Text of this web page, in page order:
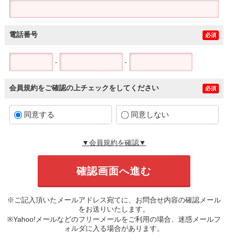
電話番号 必須
- -
会員規約をご確認の上チェックをしてください 必須
同意する 同意しない
▼会員規約を確認▼
※ご記入頂いたメールアドレス宛てに、お問合せ内容の確認メール
をお送りいたします。
※Yahoo!メールなどのフリーメールをご利用の場合、迷惑メールフ
ォルダに入る場合があります。